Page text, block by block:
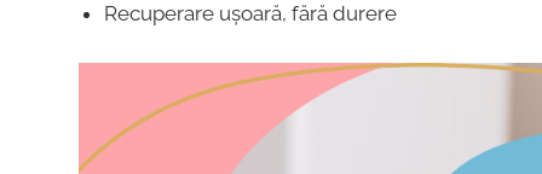
Recuperare ușoară, fără durere